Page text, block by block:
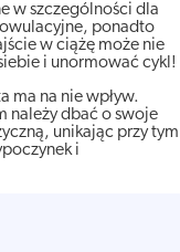
w szczególności dla
ponadto
w ciążę może nie
i unormować cykl!
ma na nie wpływ.
należy dbać o swoje
unikając przy tym
i